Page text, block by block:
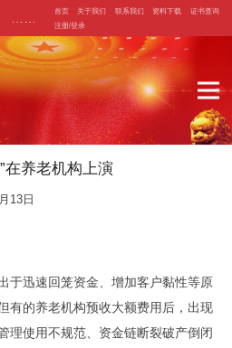
首页 关于我们 联系我们 资料下载
证书查询
注册/登录
在养老机构上演
13日
迅速回笼资金、增加客户黏性等原
有的养老机构预收大额费用后，出现
理使用不规范、资金链断裂破产倒闭